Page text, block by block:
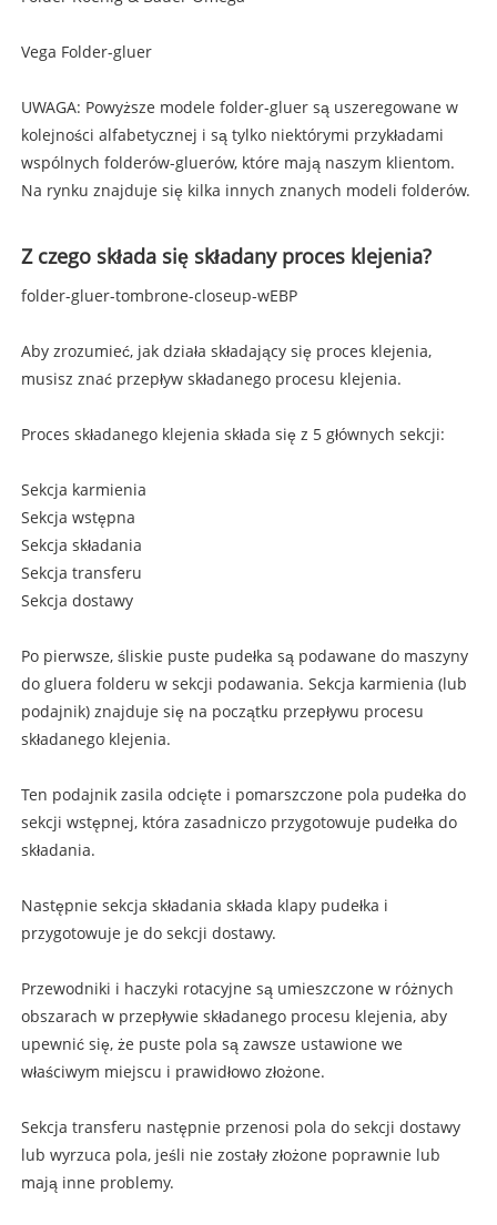
Vega Folder-gluer
UWAGA: Powyższe modele folder-gluer są uszeregowane w
kolejności alfabetycznej i są tylko niektórymi przykładami
wspólnych folderów-gluerów, które mają naszym klientom.
Na rynku znajduje się kilka innych znanych modeli folderów.
Z czego składa się składany proces klejenia?
folder-gluer-tombrone-closeup-wEBP
Aby zrozumieć, jak działa składający się proces klejenia,
musisz znać przepływ składanego procesu klejenia.
Proces składanego klejenia składa się z 5 głównych sekcji:
Sekcja karmienia
Sekcja wstępna
Sekcja składania
Sekcja transferu
Sekcja dostawy
Po pierwsze, śliskie puste pudełka są podawane do maszyny
do gluera folderu w sekcji podawania. Sekcja karmienia (lub
podajnik) znajduje się na początku przepływu procesu
składanego klejenia.
Ten podajnik zasila odcięte i pomarszczone pola pudełka do
sekcji wstępnej, która zasadniczo przygotowuje pudełka do
składania.
Następnie sekcja składania składa klapy pudełka i
przygotowuje je do sekcji dostawy.
Przewodniki i haczyki rotacyjne są umieszczone w różnych
obszarach w przepływie składanego procesu klejenia, aby
upewnić się, że puste pola są zawsze ustawione we
właściwym miejscu i prawidłowo złożone.
Sekcja transferu następnie przenosi pola do sekcji dostawy
lub wyrzuca pola, jeśli nie zostały złożone poprawnie lub
mają inne problemy.